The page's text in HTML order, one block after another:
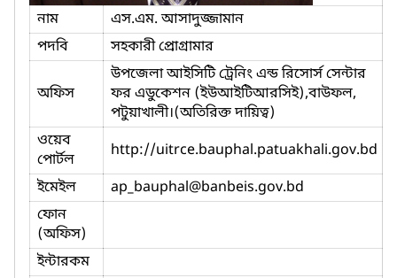
নাম
এস.এম. আসাদুজ্জামান
পদবি
সহকারী প্রোগ্রামার
অফিস
উপজেলা আইসিটি ট্রেনিং এন্ড রিসোর্স সেন্টার
ফর এডুকেশন (ইউআইটিআরসিই),বাউফল,
পটুয়াখালী।(অতিরিক্ত দায়িত্ব)
ওয়েব
পোর্টল
http://uitrce.bauphal.patuakhali.gov.bd
ইমেইল
ap_bauphal@banbeis.gov.bd
ফোন
(অফিস)
ইন্টারকম